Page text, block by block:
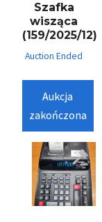
Szafka
wisząca
(159/2025/12)
Auction Ended
Aukcja
zakończona